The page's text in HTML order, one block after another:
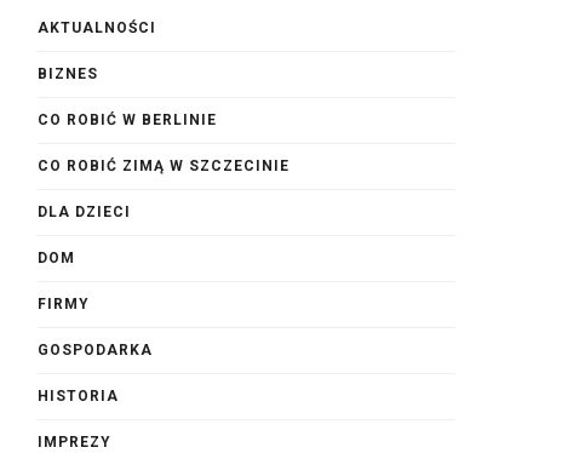
AKTUALNOŚCI
BIZNES
CO ROBIĆ W BERLINIE
CO ROBIĆ ZIMĄ W SZCZECINIE
DLA DZIECI
DOM
FIRMY
GOSPODARKA
HISTORIA
IMPREZY